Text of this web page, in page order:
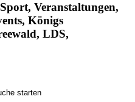
Veranstaltungen,
Königs
LDS,